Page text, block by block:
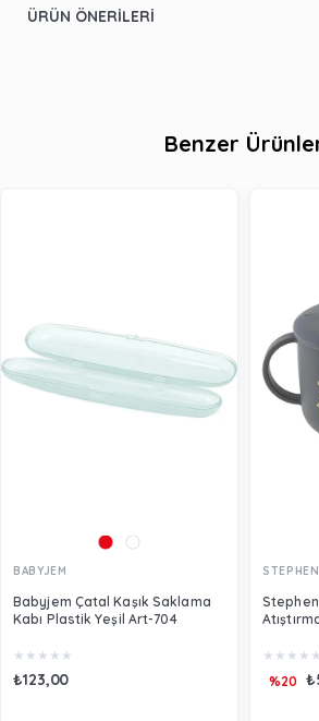
ÜRÜN ÖNERILERI
Benzer
BABYJEM
Babyjem Çatal Kaşık Saklama
Kabı Plastik Yeşil Art-704
★ ★ ★ ★ ★
₺123,00
★ ★ ★ ★ ★
%20